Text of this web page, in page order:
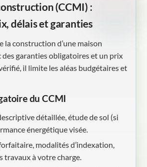
(CCMI) :
délais et garanties
la construction d’une maison
des garanties obligatoires et un prix
il limite les aléas budgétaires et
du CCMI
détaillée, étude de sol (si
énergétique visée.
modalités d’indexation,
travaux à votre charge.